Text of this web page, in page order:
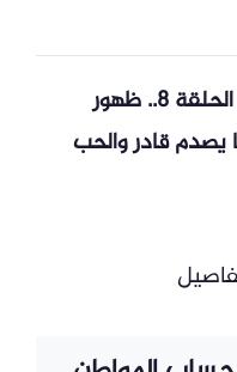
مسلسل حب محتمل الحلقة 8.. ظهور
قادر والحب